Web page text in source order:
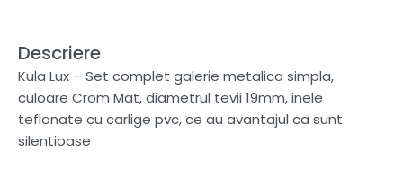
Descriere
Kula Lux – Set complet galerie metalica simpla,
culoare Crom Mat, diametrul tevii 19mm, inele
teflonate cu carlige pvc, ce au avantajul ca sunt
silentioase